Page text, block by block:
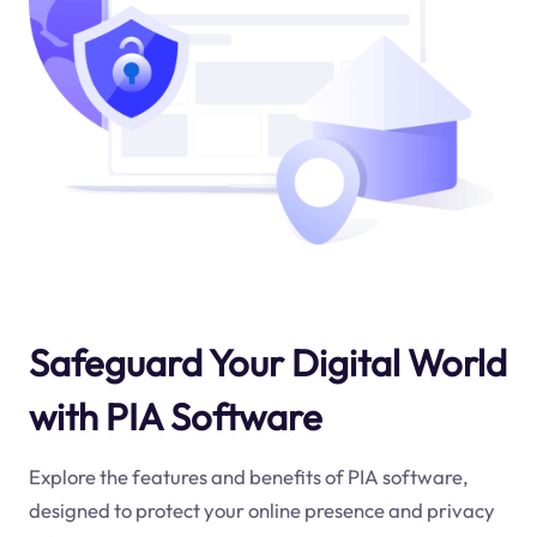
Safeguard Your Digital World
with PIA Software
Explore the features and benefits of PIA software,
designed to protect your online presence and privacy